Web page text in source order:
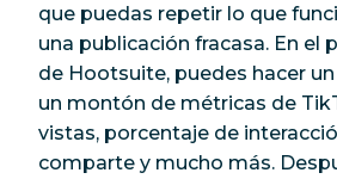
que puedas repetir lo que
una publicación fracasa. En el
de Hootsuite, puedes hacer
un montón de métricas de
vistas, porcentaje de
comparte y mucho más.